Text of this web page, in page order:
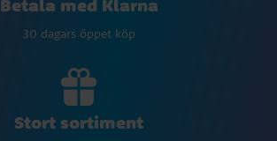
Betala med Klarna
30 dagars öppet köp
Stort sortiment